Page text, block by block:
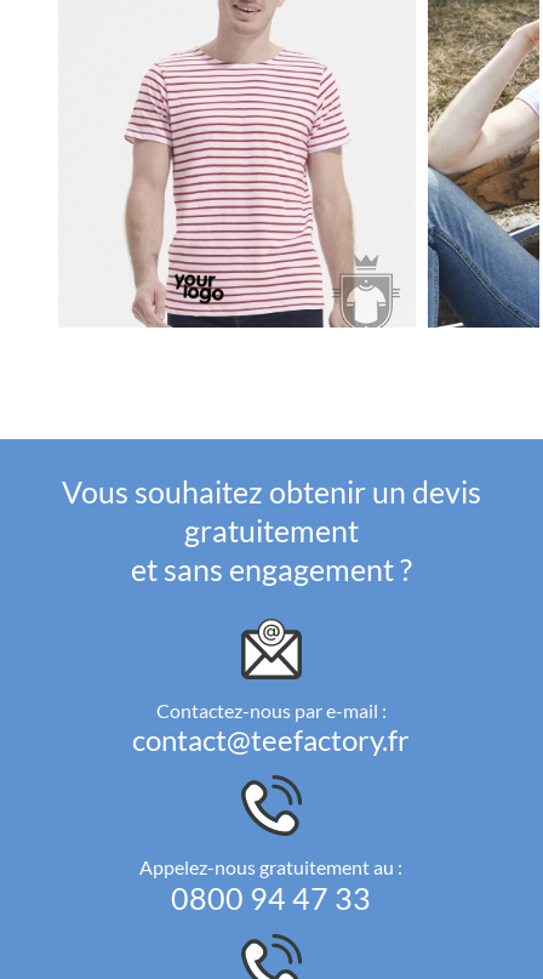
Vous souhaitez obtenir un devis
gratuitement
et sans engagement ?
Contactez-nous par e-mail :
contact@teefactory.fr
Appelez-nous gratuitement au :
0800 94 47 33